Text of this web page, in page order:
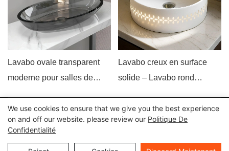
Lavabo ovale transparent
moderne pour salles de
Lavabo creux en surface
solide – Lavabo rond
de bains de luxe
Tous droits réservés © 2024 Kingkonree International China
Surface Industrial Co., Ltd |
site
We use cookies to ensure that we give you the best experience
on and off our website. please review our Politique De
Confidentialité